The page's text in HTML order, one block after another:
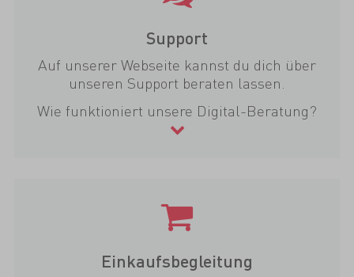
Support
Auf unserer Webseite kannst du dich über
unseren Support beraten lassen.
Wie funktioniert unsere Digital-Beratung?
Einkaufsbegleitung